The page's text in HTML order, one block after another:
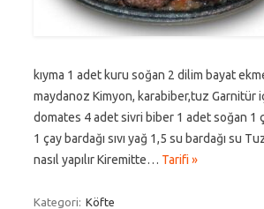
kıyma 1 adet kuru soğan 2 dilim bayat
maydanoz Kimyon, karabiber,tuz Garnitür
domates 4 adet sivri biber 1 adet soğan 1
1 çay bardağı sıvı yağ 1,5 su bardağı su
nasıl yapılır Kiremitte… Tarifi »
Kategori: Köfte